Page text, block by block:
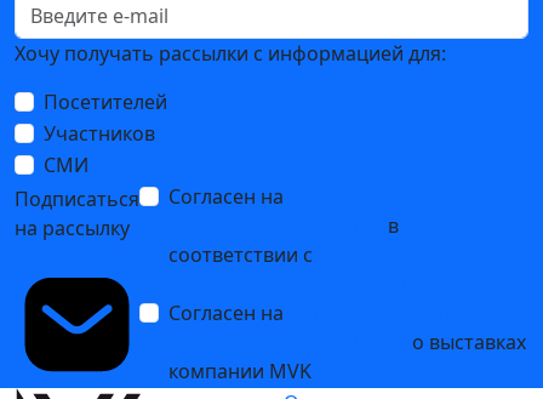
Хочу получать рассылки с информацией для:
Посетителей
Участников
СМИ
Подписаться
на рассылку
Согласен на
в
соответствии с
Согласен на
о выставках
компании MVK